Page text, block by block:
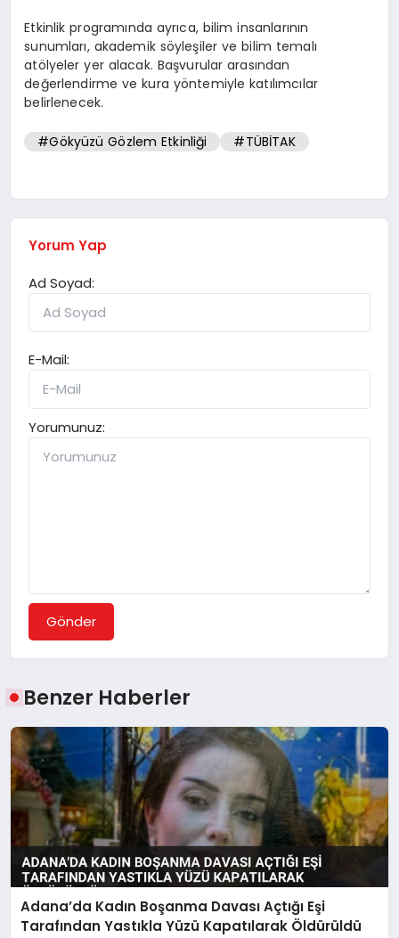
Etkinlik programında ayrıca, bilim insanlarının
sunumları, akademik söyleşiler ve bilim temalı
atölyeler yer alacak. Başvurular arasından
değerlendirme ve kura yöntemiyle katılımcılar
belirlenecek.
#Gökyüzü Gözlem Etkinliği #TÜBİTAK
Yorum Yap
Ad Soyad:
E-Mail:
Yorumunuz:
Gönder
Benzer Haberler
Adana’da Kadın Boşanma Davası Açtığı Eşi
Tarafından Yastıkla Yüzü Kapatılarak Öldürüldü